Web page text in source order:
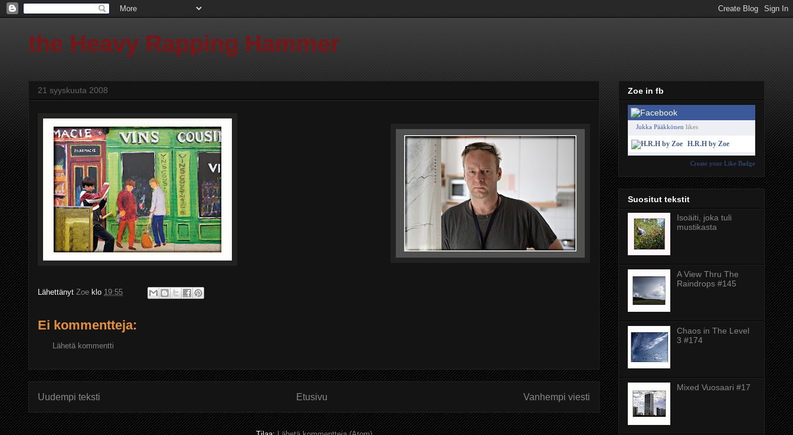
the Heavy Rapping Hammer
21 syyskuuta 2008
Lähettänyt Zoe klo 19:55
Ei kommentteja:
Lähetä kommentti
Uudempi teksti Vanhempi viesti
Etusivu
Zoe in fb
Jukka Pääkkönen likes
H.R.H by Zoe
Create your Like Badge
Suositut tekstit
Isoäiti, joka tuli
mustikasta
A View Thru The
Raindrops #145
Chaos in The Level
3 #174
Mixed Vuosaari #17